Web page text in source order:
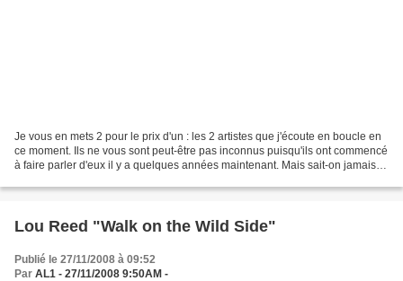
Je vous en mets 2 pour le prix d'un : les 2 artistes que j'écoute en boucle en
ce moment. Ils ne vous sont peut-être pas inconnus puisqu'ils ont commencé
à faire parler d'eux il y a quelques années maintenant. Mais sait-on jamais,
Lou Reed "Walk on the Wild Side"
Publié le 27/11/2008 à 09:52
Par AL1 - 27/11/2008 9:50AM -